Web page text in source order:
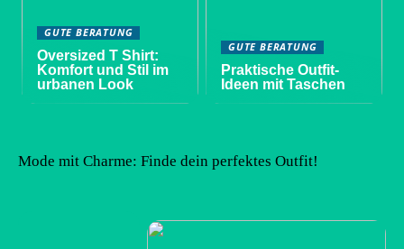
GUTE BERATUNG
Oversized T Shirt:
Komfort und Stil im
urbanen Look
GUTE BERATUNG
Praktische Outfit-
Ideen mit Taschen
Mode mit Charme: Finde dein perfektes Outfit!